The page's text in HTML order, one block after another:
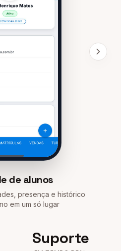
de alunos
presença e histórico
em um só lugar
Suporte